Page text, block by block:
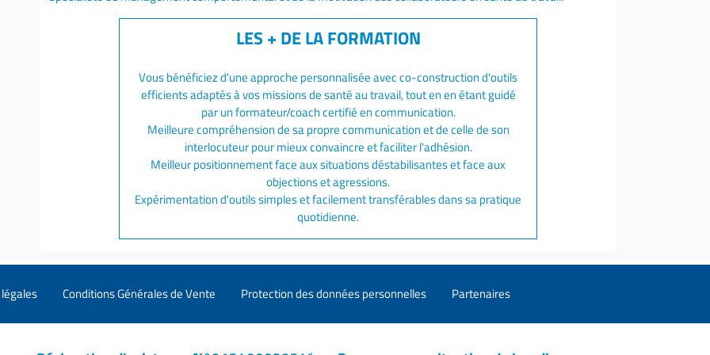
Vous bénéficiez d'une approche personnalisée avec co-construction d'outils
efficients adaptés à vos missions de santé au travail, tout en en étant guidé
par un formateur/coach certifié en communication.
Meilleure compréhension de sa propre communication et de celle de son
interlocuteur pour mieux convaincre et faciliter l'adhésion.
Meilleur positionnement face aux situations déstabilisantes et face aux
objections et agressions.
Expérimentation d'outils simples et facilement transférables dans sa pratique
quotidienne.
Conditions Générales de Vente Protection des données personnelles Partenaires